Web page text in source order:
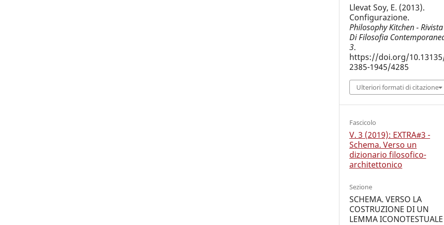
Llevat Soy, E. (2013).
Configurazione.
Philosophy Kitchen - Rivista
Di Filosofia
3.
https://doi.org/
2385-1945/4285
Ulteriori formati di citazione
Fascicolo
V. 3 (2019): EXTRA#3 -
Schema. Verso un
dizionario filosofico-
architettonico
Sezione
SCHEMA. VERSO LA
COSTRUZIONE DI UN
LEMMA ICONOTESTUALE